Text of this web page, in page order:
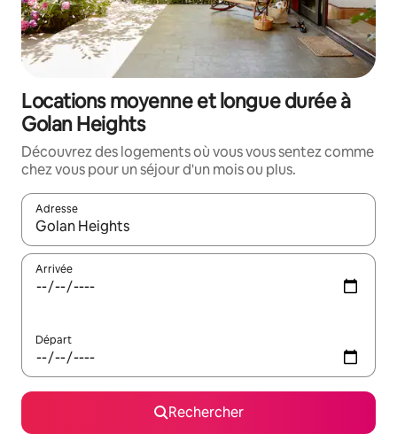
Locations moyenne et longue durée à
Golan Heights
Découvrez des logements où vous vous sentez comme
chez vous pour un séjour d'un mois ou plus.
Adresse
Lorsque les résultats s'affichent, utilisez les flèches vers le
Arrivée
Départ
Rechercher